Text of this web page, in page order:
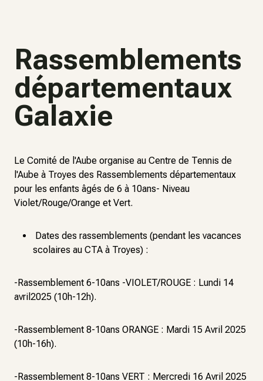
Rassemblements
départementaux
Galaxie
Le Comité de l'Aube organise au Centre de Tennis de
l'Aube à Troyes des Rassemblements départementaux
pour les enfants âgés de 6 à 10ans- Niveau
Violet/Rouge/Orange et Vert.
Dates des rassemblements (pendant les vacances
scolaires au CTA à Troyes) :
-Rassemblement 6-10ans -VIOLET/ROUGE : Lundi 14
avril2025 (10h-12h).
-Rassemblement 8-10ans ORANGE : Mardi 15 Avril 2025
(10h-16h).
-Rassemblement 8-10ans VERT : Mercredi 16 Avril 2025